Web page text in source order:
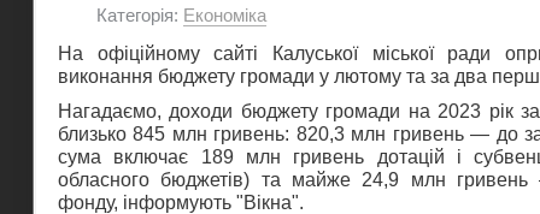
Категорія: Економіка
На офіційному сайті Калуської міської ради
виконання бюджету громади у лютому та за два
Нагадаємо, доходи бюджету громади на 2023 рік
близько 845 млн гривень: 820,3 млн гривень — до
сума включає 189 млн гривень дотацій і
обласного бюджетів) та майже 24,9 млн гривень
фонду, інформують "Вікна".